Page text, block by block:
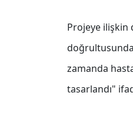
Projeye ilişkin
zamanda
tasarlandı"